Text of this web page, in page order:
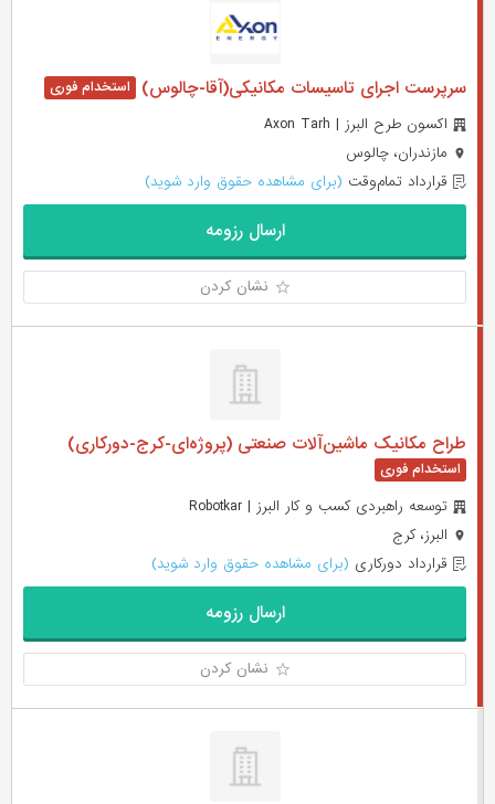
سرپرست اجرای تاسیسات مکانیکی(آقا-چالوس)
اکسون طرح البرز | Axon Tarh
مازندران، چالوس
قرارداد تمام‌وقت (برای مشاهده حقوق وارد شوید)
ارسال رزومه
نشان کردن
طراح مکانیک ماشین‌آلات صنعتی (پروژه‌ای-کرج-دورکاری)
توسعه راهبردی کسب و کار البرز | Robotkar
البرز، کرج
قرارداد دورکاری (برای مشاهده حقوق وارد شوید)
ارسال رزومه
نشان کردن